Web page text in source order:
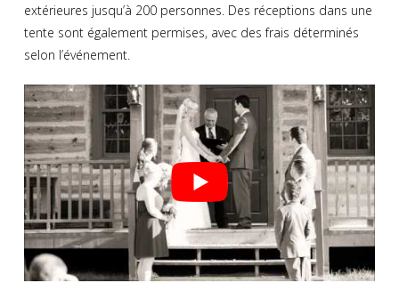
extérieures jusqu’à 200 personnes. Des réceptions dans une
tente sont également permises, avec des frais déterminés
selon l’événement.